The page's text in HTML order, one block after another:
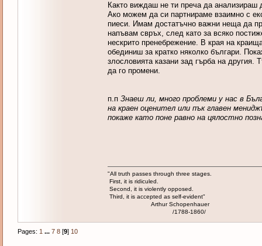
Както виждаш не ти преча да анализираш
Ако можем да си партнираме взаимно с
пиеси. Имам достатъчно важни неща да
напъвам свръх, след като за всяко
нескрито пренебрежение. В края на
обединиш за кратко няколко българи.
злословията казани зад гърба на
да го промени.
п.п Знаеш ли, много проблеми у нас в
на краен оценител или пък главен
покаже като поне равно на цялостно
"All truth passes through three stages.
First, it is ridiculed.
Second, it is violently opposed.
Third, it is accepted as self-evident"
Arthur Schopenhauer
/1788-1860/
Pages: 1 ... 7 8[9] 10